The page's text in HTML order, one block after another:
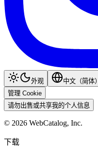
外观
中文（简体）
管理 Cookie
请勿出售或共享我的个人信息
© 2026 WebCatalog, Inc.
下载